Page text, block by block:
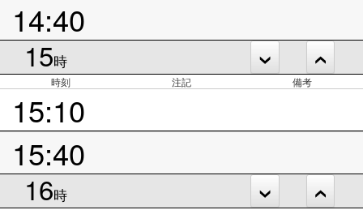
14:40
15時
時刻 注記 備考
15:10
15:40
16時